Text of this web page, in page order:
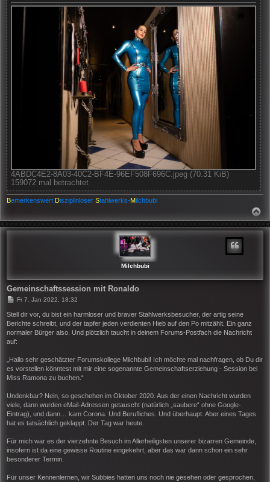
4ABDC4E2-8A03-40C2-BF4E-96EF508F696C.jpeg (70.31 KiB)
159072 mal betrachtet
Bemerkenswert Disziplinloser Stahlwerks-Milchbubi
C
Milchbubi
Gemeinschaftssession mit Ronaldo
B
i
t
r
a
g
Fr 7. Jan 2022, 18:32
Stell dir vor, du bist ein harmloser und braver Stahlwerksbesucher, der artig seine
Berichte schreibt, und der tapfer jeden verdienten Hieb auf den Po mitzählt. Ein ganz
normaler Bürger also. Und plötzlich taucht in deinem Forums-Postfach die Nachricht
auf:
„Hallo sehr geschätzter Forumskollege Milchbubi! Ich möchte mal nachfragen, ob Du dir
es vorstellen könntest mit mir eine sogenannte Gemeinschaftserziehung - Session bei
Miss Ramona zu buchen.“
Undenkbar? Nein, so geschehen im Oktober 2020. Aus der einen Nachricht wurden
viele, dann wurden eMail-Adressen getauscht (natürlich „saubere“ ohne Google-
Eintrag), und dann… kam Corona. Und Berufliches. Und überhaupt. Aber eines Tages
hat es tatsächlich geklappt. Der Tag war heute.
Für mich war es der vierzehnte Besuch im Allerheiligsten unserer bizarren Gemeinde,
insofern ist da eine gewisse Routine eingekehrt, aber das war dann schon ein sehr
besonderer Termin.
Für unser Kennenlernen, wir Subbies hatten uns noch nie gesehen oder gesprochen,